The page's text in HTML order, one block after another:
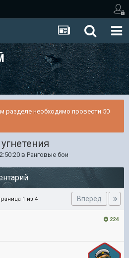
разделе необходимо провести 50
в Ранговые бои
Вперёд
1 из 4
224